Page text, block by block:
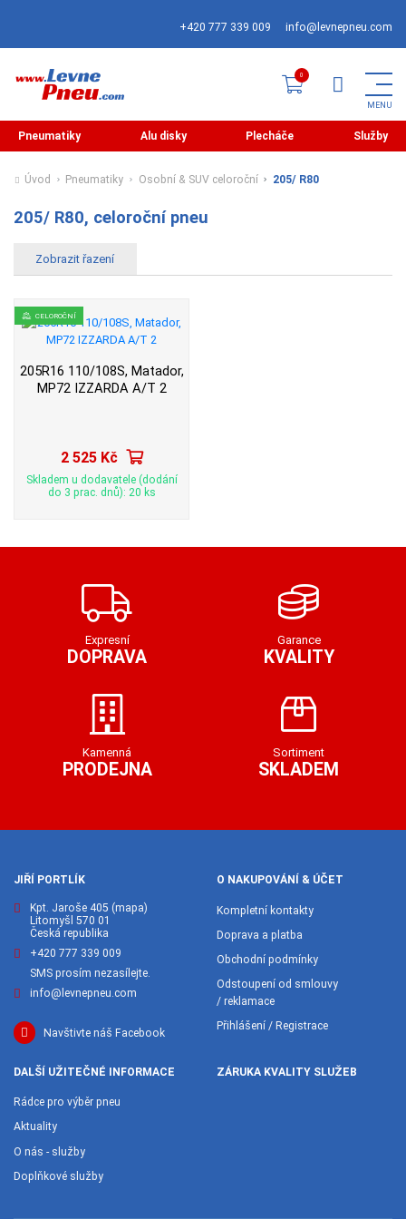
+420 777 339 009 info@levnepneu.com
Pneumatiky Alu disky Plecháče Služby
Úvod Pneumatiky Osobní & SUV celoroční 205/ R80
205/ R80, celoroční pneu
CELOROČNÍ
205R16 110/108S, Matador,
MP72 IZZARDA A/T 2
2 525 Kč
Skladem u dodavatele (dodání
do 3 prac. dnů): 20 ks
Expresní
DOPRAVA
Garance
KVALITY
Kamenná
PRODEJNA
Sortiment
SKLADEM
JIŘÍ PORTLÍK
Kpt. Jaroše 405 (mapa)
Litomyšl 570 01
Česká republika
+420 777 339 009
SMS prosím nezasílejte.
info@levnepneu.com
Navštivte náš Facebook
O NAKUPOVÁNÍ & ÚČET
Kompletní kontakty
Doprava a platba
Obchodní podmínky
Odstoupení od smlouvy
/ reklamace
Přihlášení / Registrace
DALŠÍ UŽITEČNÉ INFORMACE
Rádce pro výběr pneu
Aktuality
O nás - služby
Doplňkové služby
ZÁRUKA KVALITY SLUŽEB